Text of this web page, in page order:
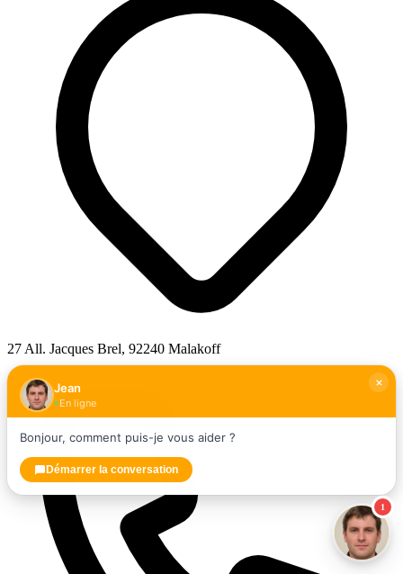
27 All. Jacques Brel, 92240 Malakoff
1
Jean
En ligne
Bonjour, comment puis-je vous aider ?
Démarrer la conversation